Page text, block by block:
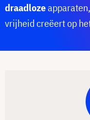
draadloze
vrijheid creëert op